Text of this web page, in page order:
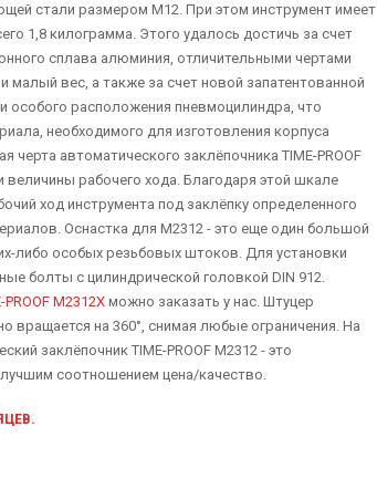
стали размером М12. При этом инструмент имеет
1,8 килограмма. Этого удалось достичь за счет
сплава алюминия, отличительными чертами
малый вес, а также за счет новой запатентованной
особого расположения пневмоцилиндра, что
необходимого для изготовления корпуса
черта автоматического заклёпочника TIME-PROOF
величины рабочего хода. Благодаря этой шкале
ход инструмента под заклёпку определенного
Оснастка для M2312 - это еще один большой
либо особых резьбовых штоков. Для установки
болты с цилиндрической головкой DIN 912.
M2312X можно заказать у нас. Штуцер
вращается на 360°, снимая любые ограничения. На
заклёпочник TIME-PROOF M2312 - это
соотношением цена/качество.